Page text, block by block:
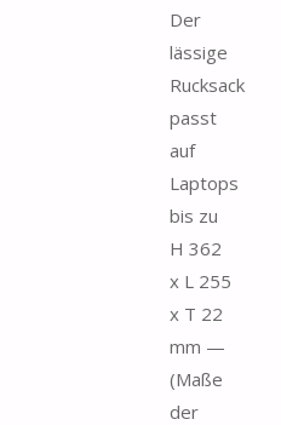
Der
lässige
Rucksack
passt
auf
Laptops
bis zu
H 362
x L 255
x T 22
mm —
(Maße
der